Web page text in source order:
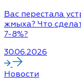
Вас перестала
жмыха? Что
7-8%?
30.06.2026
Новости